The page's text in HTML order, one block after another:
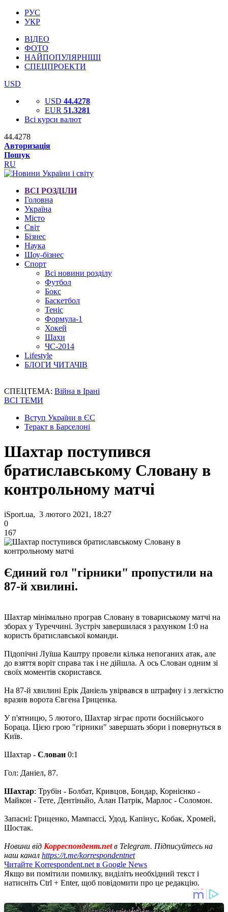
РУС
УКР
ВІДЕО
ФОТО
НАЙПОПУЛЯРНІШІ
СПЕЦПРОЕКТИ
USD
USD 44.4278
EUR 51.3281
Всі курси валют
44.4278
Авторизація
Пошук
RU
ВСІ РОЗДІЛИ
Головна
Україна
Місто
Світ
Бізнес
Наука
Шоу-бізнес
Спорт
Всі новини розділу
Футбол
Бокс
Баскетбол
Теніс
Формула-1
Хокей
Шахи
ЧС-2014
Lifestyle
БЛОГИ ЧИТАЧІВ
СПЕЦТЕМА: Війна в Ірані
ВСІ ТЕМИ
Вступ України в ЄС
Теракт в Барселоні
Шахтар поступився
братиславському Словану в
контрольному матчі
iSport.ua, 3 лютого 2021, 18:27
0
167
Єдиний гол "гірники" пропустили на
87-й хвилині.
Шахтар мінімально програв Словану в товариському матчі на
зборах у Туреччині. Зустріч завершилася з рахунком 1:0 на
користь братиславської команди.
Підопічні Луїша Каштру провели кілька непоганих атак, але
до взяття воріт справа так і не дійшла. А ось Слован одним зі
своїх моментів скористався.
На 87-й хвилині Ерік Даніель увірвався в штрафну і з легкістю
вразив ворота Євгена Гриценка.
У п'ятницю, 5 лютого, Шахтар зіграє проти боснійського
Бораца. Цією грою "гірники" завершать збори і повернуться в
Київ.
Шахтар - Слован 0:1
Гол: Даніел, 87.
Шахтар: Трубін - Болбат, Кривцов, Бондар, Корнієнко -
Майкон - Тете, Дентіньйо, Алан Патрік, Марлос - Соломон.
Запасні: Гриценко, Мампассі, Удод, Капінус, Кобак, Хромей,
Шостак.
Новини від Корреспондент.netв Telegram. Підписуйтесь на
наш канал https://t.me/korrespondentnet
Читайте Korrespondent.net в Google News
Якщо ви помітили помилку, виділіть необхідний текст і
натисніть Ctrl + Enter, щоб повідомити про це редакцію.